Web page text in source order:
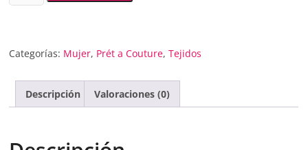
Categorías: Mujer, Prét a Couture,Tejidos
Descripción Valoraciones (0)